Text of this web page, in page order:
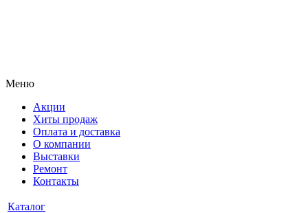
Меню
Акции
Хиты продаж
Оплата и доставка
О компании
Выставки
Ремонт
Контакты
Каталог